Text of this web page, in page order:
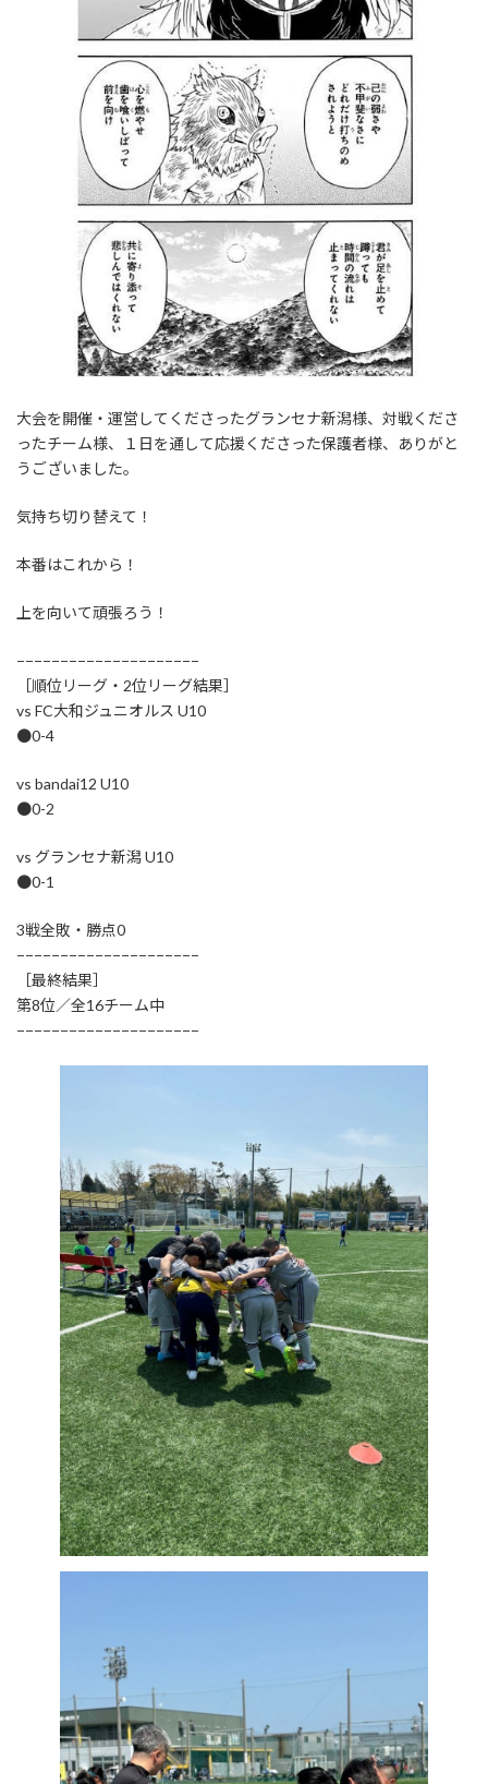
大会を開催・運営してくださったグランセナ新潟様、対戦くださ
ったチーム様、１日を通して応援くださった保護者様、ありがと
うございました。
気持ち切り替えて！
本番はこれから！
上を向いて頑張ろう！
−−−−−−−−−−−−−−−−−−−−−
［順位リーグ・2位リーグ結果］
vs FC大和ジュニオルス U10
●0-4
vs bandai12 U10
●0-2
vs グランセナ新潟 U10
●0-1
3戦全敗・勝点0
−−−−−−−−−−−−−−−−−−−−−
［最終結果］
第8位／全16チーム中
−−−−−−−−−−−−−−−−−−−−−